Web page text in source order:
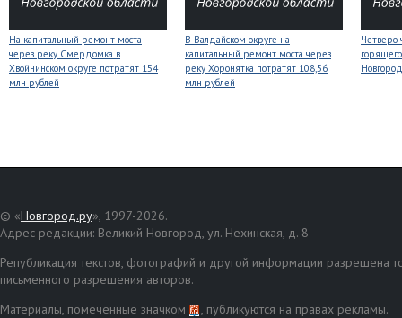
На капитальный ремонт моста
через реку Смердомка в
Хвойнинском округе потратят 154
млн рублей
В Валдайском округе на
капитальный ремонт моста через
реку Хоронятка потратят 108,56
млн рублей
Четверо
© «Новгород.ру», 1997-2026.
Адрес редакции: Великий Новгород, ул. Нехинская, д. 8
Републикация текстов, фотографий и другой информации разрешена
письменного разрешения авторов.
Материалы, помеченные значком
, публикуются на правах рекламы.